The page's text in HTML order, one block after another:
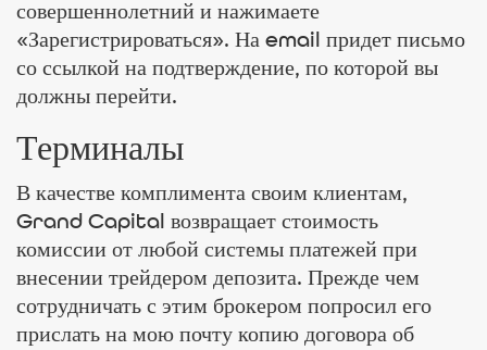
совершеннолетний и нажимаете
«Зарегистрироваться». На email придет письмо
со ссылкой на подтверждение, по которой вы
должны перейти.
Терминалы
В качестве комплимента своим клиентам,
Grand Capital возвращает стоимость
комиссии от любой системы платежей при
внесении трейдером депозита. Прежде чем
сотрудничать с этим брокером попросил его
прислать на мою почту копию договора об